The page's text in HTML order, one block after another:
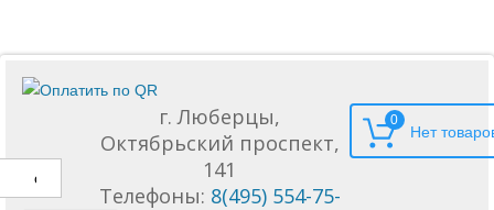
г. Люберцы,
Октябрьский проспект,
141
Телефоны: 8(495) 554-75-
0